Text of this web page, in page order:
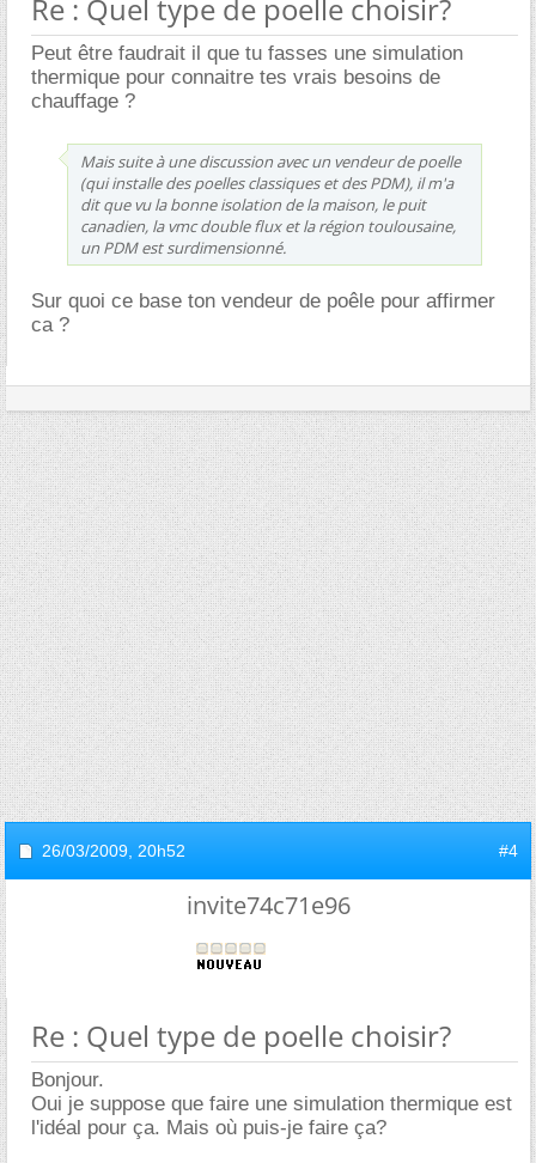
Re : Quel type de poelle choisir?
Peut être faudrait il que tu fasses une simulation
thermique pour connaitre tes vrais besoins de
chauffage ?
Mais suite à une discussion avec un vendeur de poelle
(qui installe des poelles classiques et des PDM), il m'a
dit que vu la bonne isolation de la maison, le puit
canadien, la vmc double flux et la région toulousaine,
un PDM est surdimensionné.
Sur quoi ce base ton vendeur de poêle pour affirmer
ca ?
26/03/2009, 20h52 #4
invite74c71e96
Re : Quel type de poelle choisir?
Bonjour.
Oui je suppose que faire une simulation thermique est
l'idéal pour ça. Mais où puis-je faire ça?